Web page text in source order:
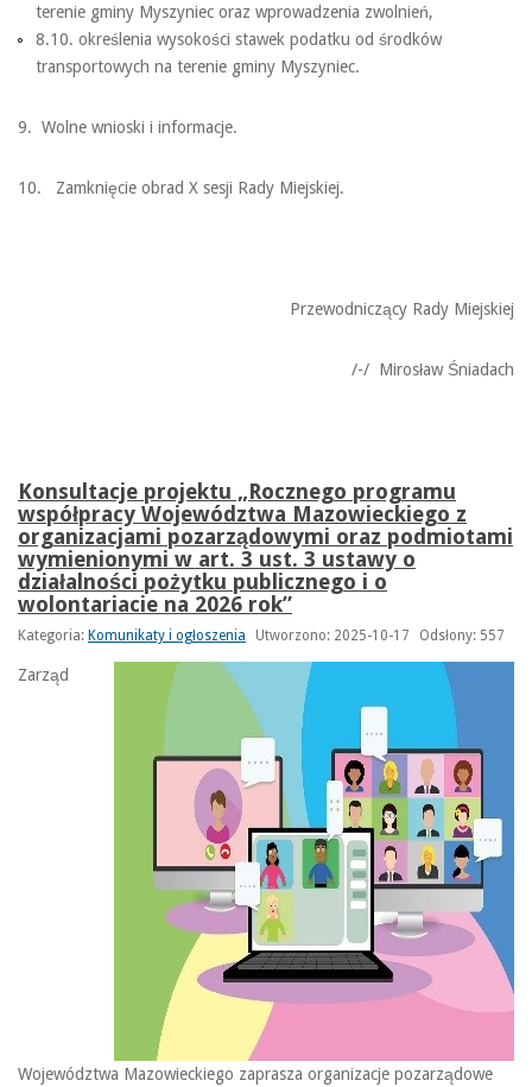
terenie gminy Myszyniec oraz wprowadzenia zwolnień,
8.10. określenia wysokości stawek podatku od środków
transportowych na terenie gminy Myszyniec.
9. Wolne wnioski i informacje.
10. Zamknięcie obrad X sesji Rady Miejskiej.
Przewodniczący Rady Miejskiej
/-/ Mirosław Śniadach
Konsultacje projektu „Rocznego programu
współpracy Województwa Mazowieckiego z
organizacjami pozarządowymi oraz podmiotami
wymienionymi w art. 3 ust. 3 ustawy o
działalności pożytku publicznego i o
wolontariacie na 2026 rok”
Kategoria: Komunikaty i ogłoszenia Utworzono: 2025-10-17 Odsłony: 557
Zarząd
Województwa Mazowieckiego zaprasza organizacje pozarządowe